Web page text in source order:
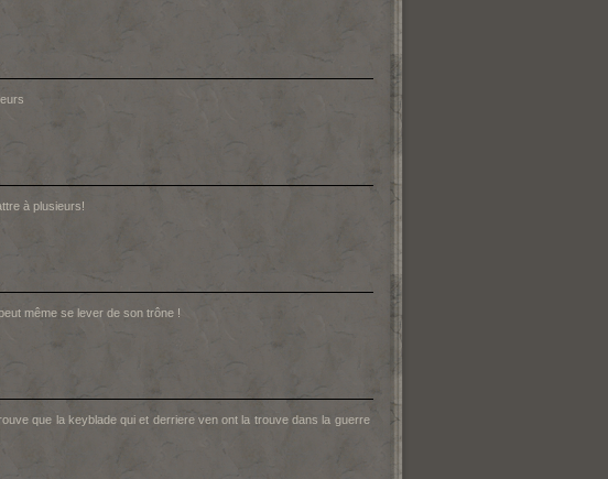
à plusieurs!
même se lever de son trône !
que la keyblade qui et derriere ven ont la trouve dans la guerre